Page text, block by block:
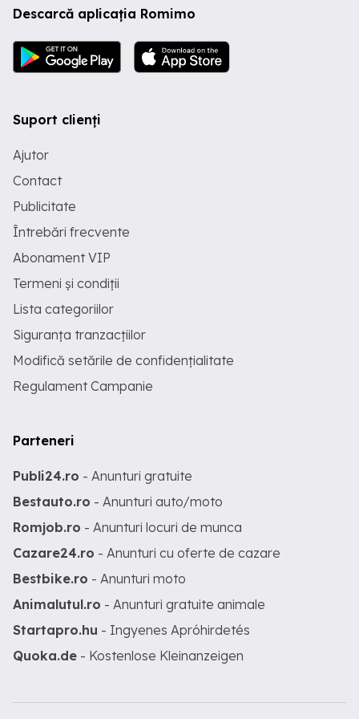
Descarcă aplicația Romimo
Suport clienți
Ajutor
Contact
Publicitate
Întrebări frecvente
Abonament VIP
Termeni și condiții
Lista categoriilor
Siguranța tranzacțiilor
Modifică setările de confidențialitate
Regulament Campanie
Parteneri
Publi24.ro - Anunturi gratuite
Bestauto.ro - Anunturi auto/moto
Romjob.ro - Anunturi locuri de munca
Cazare24.ro - Anunturi cu oferte de cazare
Bestbike.ro - Anunturi moto
Animalutul.ro - Anunturi gratuite animale
Startapro.hu - Ingyenes Apróhirdetés
Quoka.de - Kostenlose Kleinanzeigen